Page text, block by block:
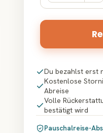
Du bezahlst erst
Kostenlose
Abreise
Volle
bestätigt wird
Pauschalreise-